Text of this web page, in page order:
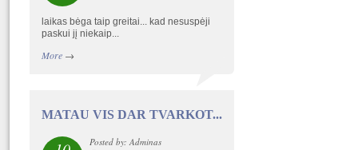
laikas bėga taip greitai... kad nesuspėji
paskui jį niekaip...
More→
MATAU VIS DAR TVARKOT...
Posted by: Adminas